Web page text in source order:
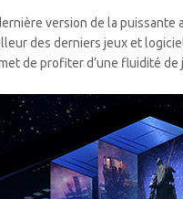
version de la
des derniers jeux et
de profiter d’une fluidité de